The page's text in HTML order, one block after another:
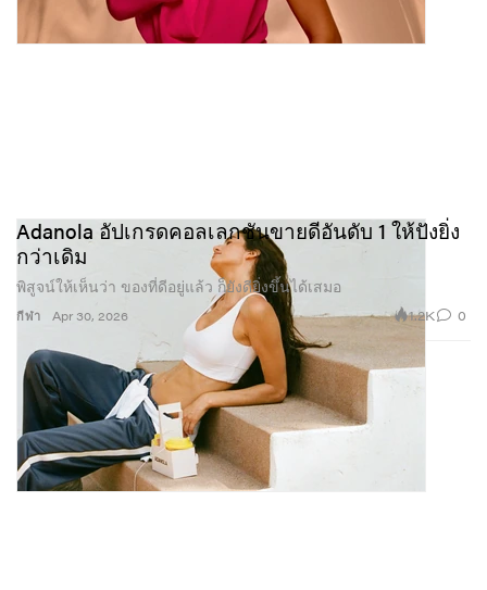
กีฬา
Adanola อัปเกรดคอลเลกชันขายดีอันดับ 1 ให้ปังยิ่ง
กว่าเดิม
พิสูจน์ให้เห็นว่า ของที่ดีอยู่แล้ว ก็ยังดียิ่งขึ้นได้เสมอ
Apr 30, 2026 1.2K 0